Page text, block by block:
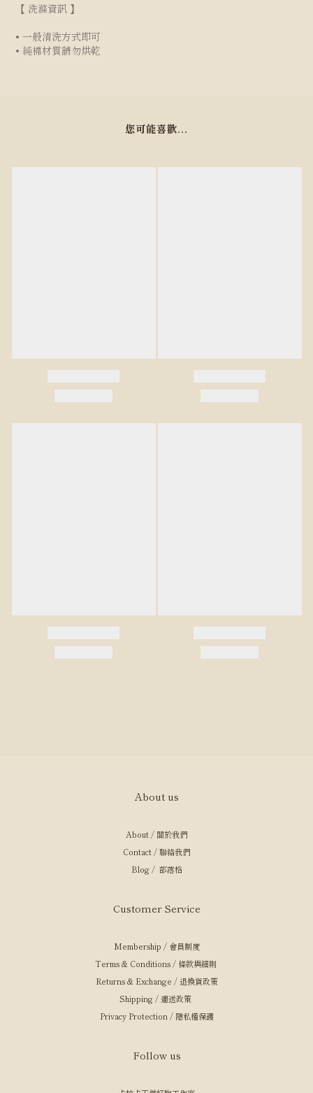
【 洗滌資訊 】
• 一般清洗方式即可
• 純棉材質請勿烘乾
您可能喜歡...
About us
About / 關於我們
Contact / 聯絡我們
Blog / 部落格
Customer Service
Membership / 會員制度
Terms & Conditions / 條款與細則
Returns & Exchange / 退換貨政策
Shipping / 運送政策
Privacy Protection / 隱私權保護
Follow us